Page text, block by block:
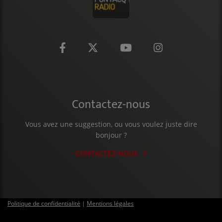
Contactez-nous
Vous avez une suggestion, ou vous voulez juste dire
bonjour ?
CONTACTEZ-NOUS
Politique de confidentialité | Mentions légales